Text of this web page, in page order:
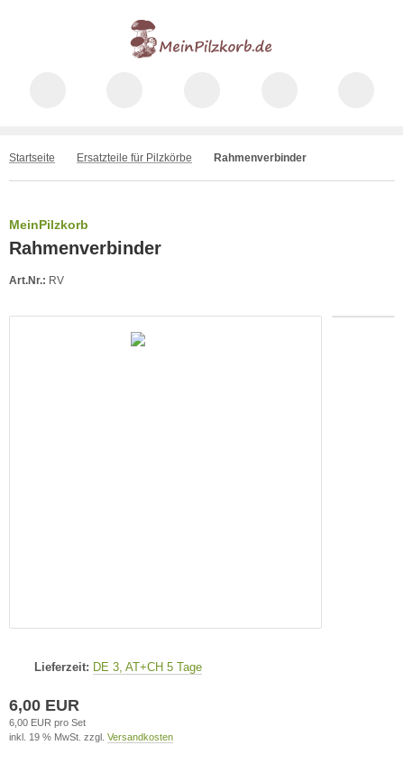
Startseite Ersatzteile für Pilzkörbe Rahmenverbinder
MeinPilzkorb
Rahmenverbinder
Art.Nr.: RV
Lieferzeit: DE 3, AT+CH 5 Tage
6,00 EUR
6,00 EUR pro Set
inkl. 19 % MwSt. zzgl. Versandkosten